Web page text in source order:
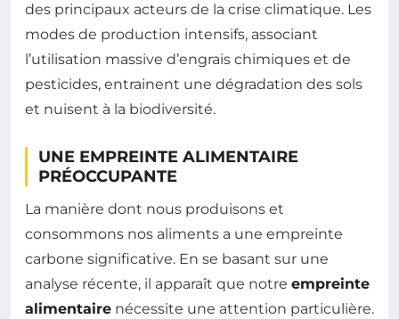
des principaux acteurs de la crise climatique. Les
modes de production intensifs, associant
l’utilisation massive d’engrais chimiques et de
pesticides, entrainent une dégradation des sols
et nuisent à la biodiversité.
UNE EMPREINTE ALIMENTAIRE
PRÉOCCUPANTE
La manière dont nous produisons et
consommons nos aliments a une empreinte
carbone significative. En se basant sur une
analyse récente, il apparaît que notre empreinte
alimentaire nécessite une attention particulière.